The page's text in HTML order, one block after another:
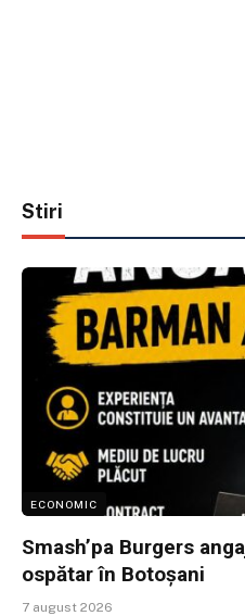
Stiri
ECONOMIC
Smash’pa Burgers
ospătar în Botoșani
7 august 2026